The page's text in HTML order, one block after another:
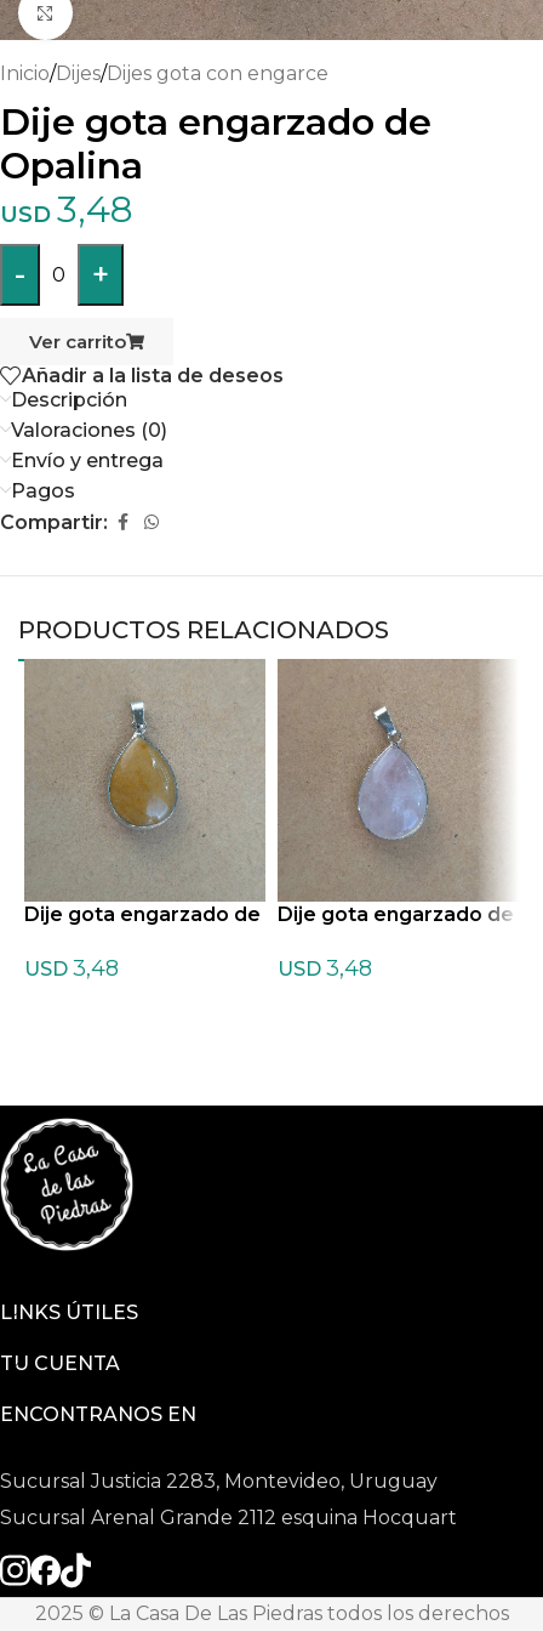
Haga clic para ampliar
Inicio/Dijes/Dijes gota con engarce
Dije gota engarzado de
Opalina
USD 3,48
- 0 +
Ver carrito
Añadir a la lista de deseos
Descripción
Valoraciones (0)
Envío y entrega
Pagos
Compartir:
PRODUCTOS RELACIONADOS
Dije gota engarzado de
USD 3,48
Dije gota engarzado de
USD 3,48
LINKS ÚTILES
TU CUENTA
ENCONTRANOS EN
Sucursal Justicia 2283, Montevideo, Uruguay
Sucursal Arenal Grande 2112 esquina Hocquart
2025 © La Casa De Las Piedras todos los derechos